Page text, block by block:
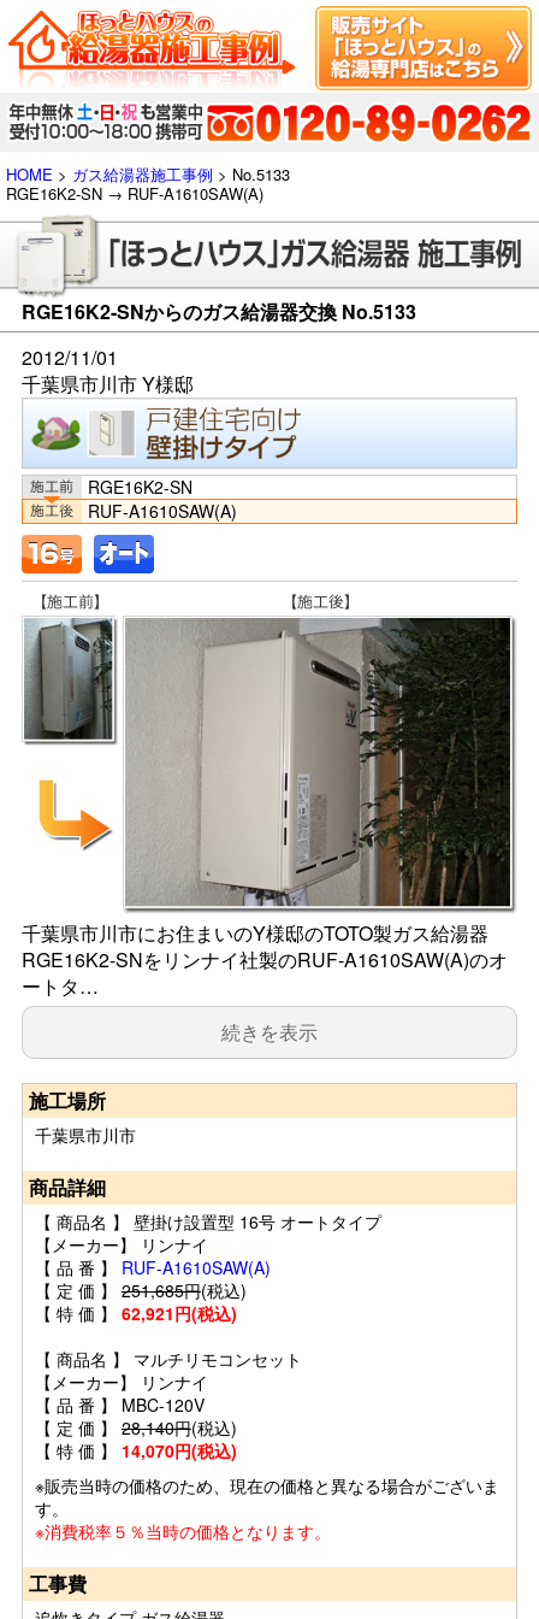
HOME > ガス給湯器施工事例 > No.5133
RGE16K2-SN → RUF-A1610SAW(A)
RGE16K2-SNからのガス給湯器交換 No.5133
2012/11/01
千葉県市川市 Y様邸
RGE16K2-SN
RUF-A1610SAW(A)
千葉県市川市にお住まいのY様邸のTOTO製ガス給湯器
RGE16K2-SNをリンナイ社製のRUF-A1610SAW(A)のオ
ートタ…
続きを表示
施工場所
千葉県市川市
商品詳細
【 商品名 】 壁掛け設置型 16号 オートタイプ
【メーカー】 リンナイ
【 品 番 】 RUF-A1610SAW(A)
【 定 価 】 251,685円(税込)
【 特 価 】 62,921円(税込)
【 商品名 】 マルチリモコンセット
【メーカー】 リンナイ
【 品 番 】 MBC-120V
【 定 価 】 28,140円(税込)
【 特 価 】 14,070円(税込)
※販売当時の価格のため、現在の価格と異なる場合がございま
す。
※消費税率５％当時の価格となります。
工事費